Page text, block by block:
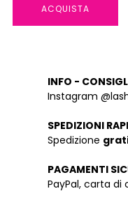
ACQUISTA
INFO -
Instagram
SPEDIZIONI
Spedizione
PAGAMENTI
PayPal, carta